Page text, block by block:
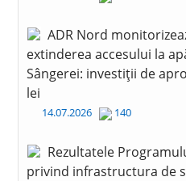
ADR Nord
extinderea accesului la
Sângerei: investiții de
lei
14.07.2026 140
Rezultatele
privind infrastructura de